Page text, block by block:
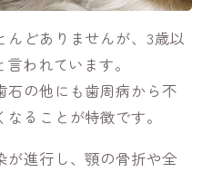
んどありませんが、3歳以
われています。
石の他にも歯周病から不
ることが特徴です。
が進行し、顎の骨折や全